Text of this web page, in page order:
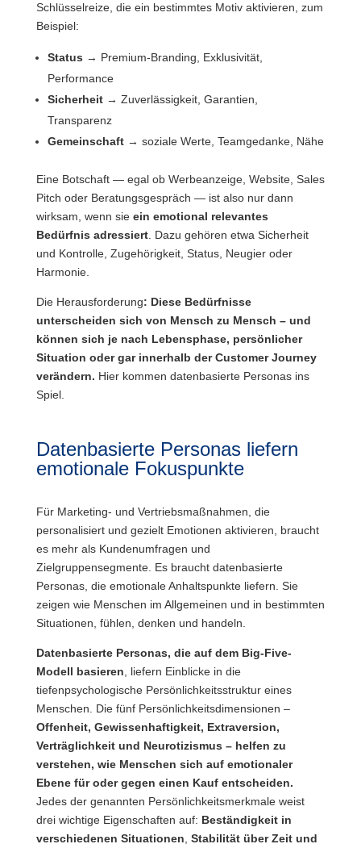
Schlüsselreize, die ein bestimmtes Motiv aktivieren, zum
Beispiel:
Status → Premium-Branding, Exklusivität,
Performance
Sicherheit→ Zuverlässigkeit, Garantien,
Transparenz
Gemeinschaft→ soziale Werte, Teamgedanke, Nähe
Eine Botschaft — egal ob Werbeanzeige, Website, Sales
Pitch oder Beratungsgespräch — ist also nur dann
wirksam, wenn sie ein emotional relevantes
Bedürfnis adressiert. Dazu gehören etwa Sicherheit
und Kontrolle, Zugehörigkeit, Status, Neugier oder
Harmonie.
Die Herausforderung: Diese Bedürfnisse
unterscheiden sich von Mensch zu Mensch – und
können sich je nach Lebensphase, persönlicher
Situation oder gar innerhalb der Customer Journey
verändern. Hier kommen datenbasierte Personas ins
Spiel.
Datenbasierte Personas liefern
emotionale Fokuspunkte
Für Marketing- und Vertriebsmaßnahmen, die
personalisiert und gezielt Emotionen aktivieren, braucht
es mehr als Kundenumfragen und
Zielgruppensegmente. Es braucht datenbasierte
Personas, die emotionale Anhaltspunkte liefern. Sie
zeigen wie Menschen im Allgemeinen und in bestimmten
Situationen, fühlen, denken und handeln.
Datenbasierte Personas, die auf dem Big-Five-
Modell basieren , liefern Einblicke in die
tiefenpsychologische Persönlichkeitsstruktur eines
Menschen. Die fünf Persönlichkeitsdimensionen –
Offenheit, Gewissenhaftigkeit, Extraversion,
Verträglichkeit und Neurotizismus – helfen zu
verstehen, wie Menschen sich auf emotionaler
Ebene für oder gegen einen Kauf entscheiden.
Jedes der genannten Persönlichkeitsmerkmale weist
drei wichtige Eigenschaften auf: Beständigkeit in
verschiedenen Situationen Stabilität über Zeit und